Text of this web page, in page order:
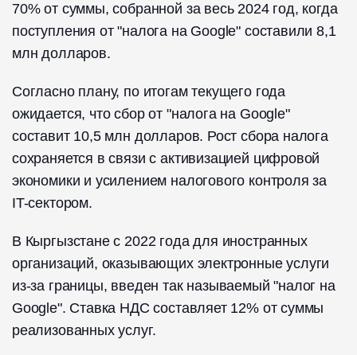
70% от суммы, собранной за весь 2024 год, когда
поступления от "налога на Google" составили 8,1
млн долларов.
Согласно плану, по итогам текущего года
ожидается, что сбор от "налога на Google"
составит 10,5 млн долларов. Рост сбора налога
сохраняется в связи с активизацией цифровой
экономики и усилением налогового контроля за
IT-сектором.
В Кыргызстане с 2022 года для иностранных
организаций, оказывающих электронные услуги
из-за границы, введен так называемый "налог на
Google". Ставка НДС составляет 12% от суммы
реализованных услуг.